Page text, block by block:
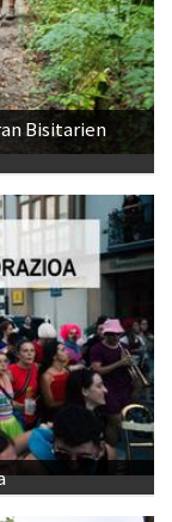
Bisitarien